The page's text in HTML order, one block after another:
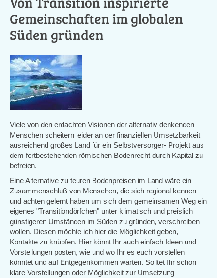
Gemeinschaften im globalen
Süden gründen
Viele von den erdachten Visionen der alternativ denkenden
Menschen scheitern leider an der finanziellen Umsetzbarkeit,
ausreichend großes Land für ein Selbstversorger- Projekt aus
dem fortbestehenden römischen Bodenrecht durch Kapital zu
befreien.
Eine Alternative zu teuren Bodenpreisen im Land wäre ein
Zusammenschluß von Menschen, die sich regional kennen
und achten gelernt haben um sich dem gemeinsamen Weg ein
eigenes "Transitiondörfchen" unter klimatisch und preislich
günstigeren Umständen im Süden zu gründen, verschreiben
wollen. Diesen möchte ich hier die Möglichkeit geben,
Kontakte zu knüpfen. Hier könnt Ihr auch einfach Ideen und
Vorstellungen posten, wie und wo Ihr es euch vorstellen
könntet und auf Entgegenkommen warten. Solltet Ihr schon
klare Vorstellungen oder Möglichkeit zur Umsetzung